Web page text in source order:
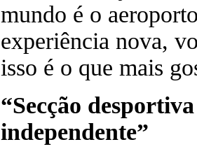
mundo é o
experiência nova,
isso é o que mais
“Secção
independente”